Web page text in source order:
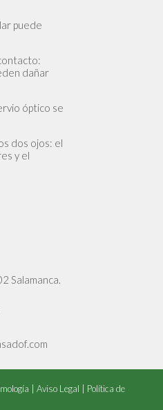
puede
dañar
óptico se
dos ojos: el
y el
Salamanca.
| Aviso Legal
Política de